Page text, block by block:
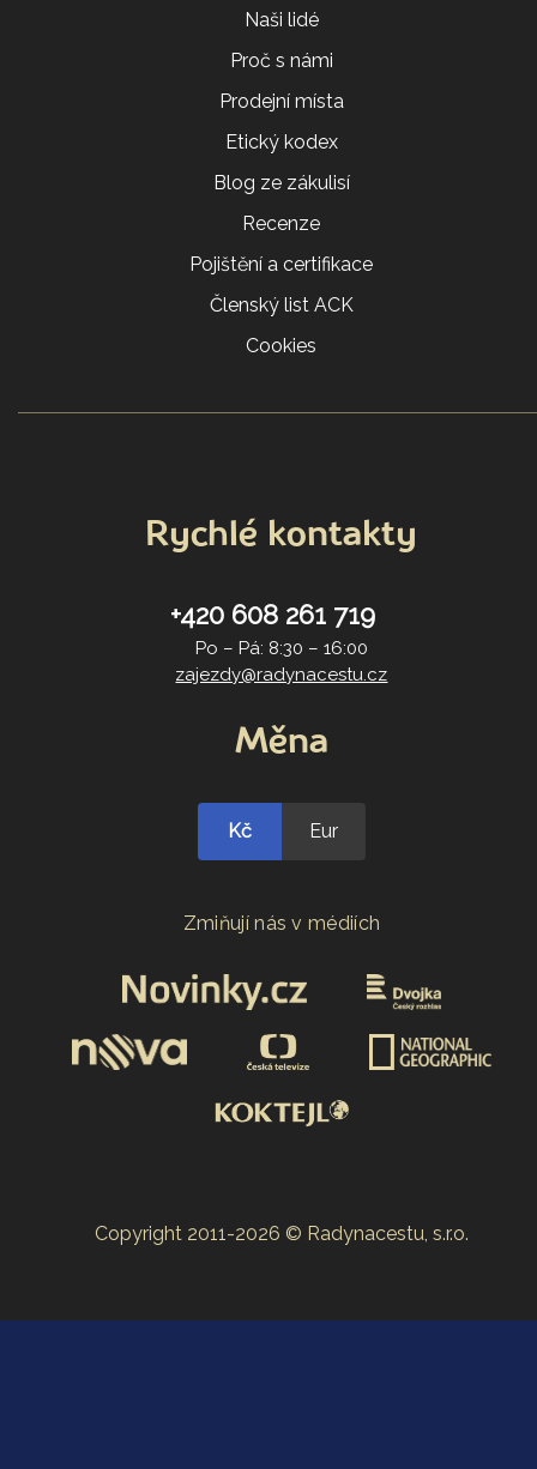
Naši lidé
Proč s námi
Prodejní místa
Etický kodex
Blog ze zákulisí
Recenze
Pojištění a certifikace
Členský list ACK
Cookies
Rychlé kontakty
+420 608 261 719
Po – Pá: 8:30 – 16:00
zajezdy@radynacestu.cz
Měna
Kč Eur
Zmiňují nás v médiích
Copyright 2011-2026 © Radynacestu, s.r.o.